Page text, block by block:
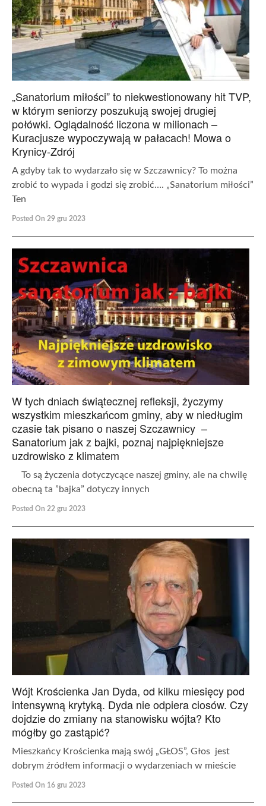
„Sanatorium miłości” to niekwestionowany hit TVP,
w którym seniorzy poszukują swojej drugiej
połówki. Oglądalność liczona w milionach –
Kuracjusze wypoczywają w pałacach! Mowa o
Krynicy-Zdrój
A gdyby tak to wydarzało się w Szczawnicy? To można
zrobić to wypada i godzi się zrobić…. „Sanatorium miłości”
Ten
Posted On 29 gru 2023
W tych dniach świątecznej refleksji, życzymy
wszystkim mieszkańcom gminy, aby w niedługim
czasie tak pisano o naszej Szczawnicy –
Sanatorium jak z bajki, poznaj najpiękniejsze
uzdrowisko z klimatem
To są życzenia dotyczycące naszej gminy, ale na chwilę
obecną ta ”bajka” dotyczy innych
Posted On 22 gru 2023
Wójt Krościenka Jan Dyda, od kilku miesięcy pod
intensywną krytyką. Dyda nie odpiera ciosów. Czy
dojdzie do zmiany na stanowisku wójta? Kto
mógłby go zastąpić?
Mieszkańcy Krościenka mają swój „GŁOS”, Głos jest
dobrym źródłem informacji o wydarzeniach w mieście
Posted On 16 gru 2023